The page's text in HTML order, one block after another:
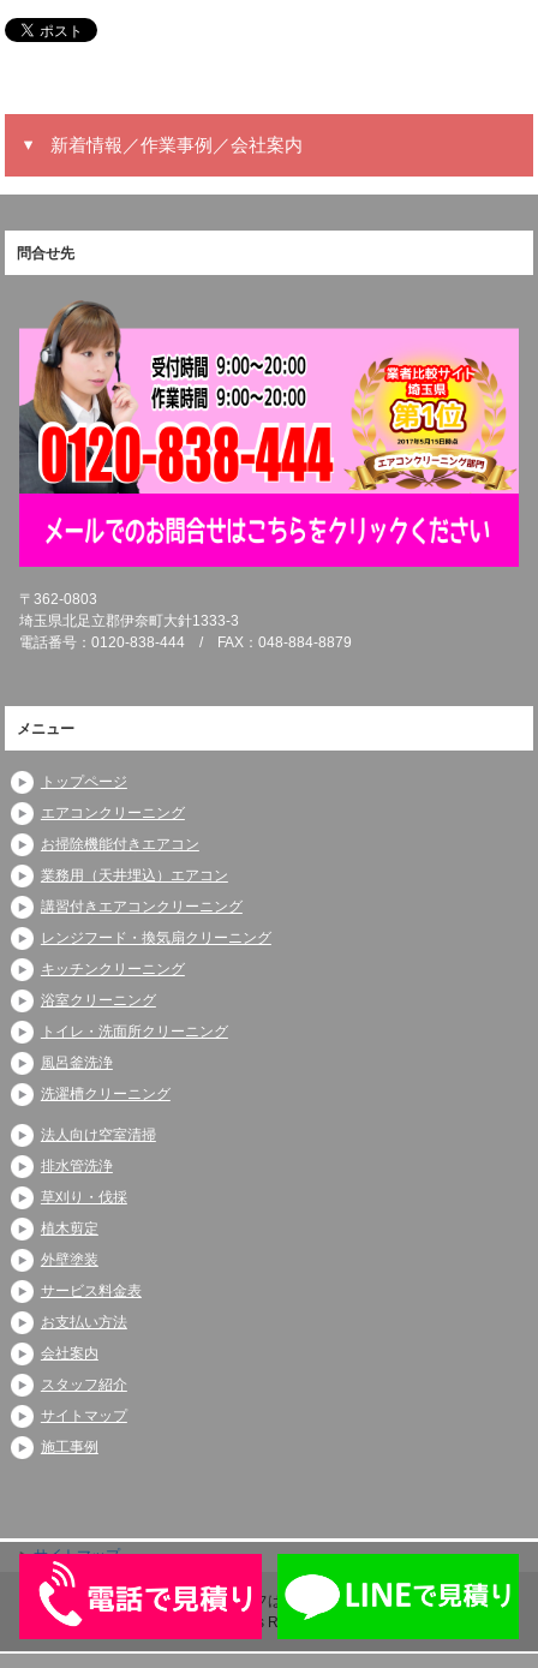
新着情報／作業事例／会社案内
問合せ先
〒362-0803
埼玉県北足立郡伊奈町大針1333-3
電話番号：0120-838-444 / FAX：048-884-8879
メニュー
トップページ
エアコンクリーニング
お掃除機能付きエアコン
業務用（天井埋込）エアコン
講習付きエアコンクリーニング
レンジフード・換気扇クリーニング
キッチンクリーニング
浴室クリーニング
トイレ・洗面所クリーニング
風呂釜洗浄
洗濯槽クリーニング
法人向け空室清掃
排水管洗浄
草刈り・伐採
植木剪定
外壁塗装
サービス料金表
お支払い方法
会社案内
スタッフ紹介
サイトマップ
施工事例
サイトマップ
Copyright (C) 2026 アシストライフは伊奈町、上尾市、蓮田市で大人気
All Rights Reserved.